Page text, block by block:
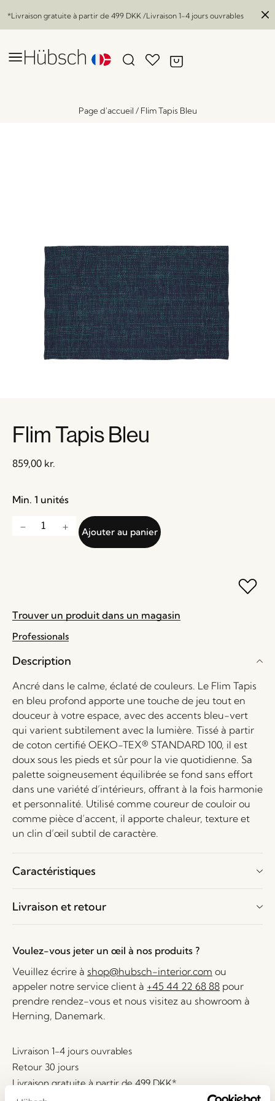
*Livraison gratuite à partir de 499 DKK /Livraison 1-4 jours ouvrables
Page d'accueil / Flim Tapis Bleu
Flim Tapis Bleu
859,00 kr.
Min. 1 unités
Ajouter au panier
Trouver un produit dans un magasin
Professionals
Description
Ancré dans le calme, éclaté de couleurs. Le Flim Tapis
en bleu profond apporte une touche de jeu tout en
douceur à votre espace, avec des accents bleu-vert
qui varient subtilement avec la lumière. Tissé à partir
de coton certifié OEKO-TEX® STANDARD 100, il est
doux sous les pieds et sûr pour la vie quotidienne. Sa
palette soigneusement équilibrée se fond sans effort
dans une variété d’intérieurs, offrant à la fois harmonie
et personnalité. Utilisé comme coureur de couloir ou
comme pièce d’accent, il apporte chaleur, texture et
un clin d’œil subtil de caractère.
Caractéristiques
Livraison et retour
Voulez-vous jeter un œil à nos produits ?
Veuillez écrire à shop@hubsch-interior.com ou
appeler notre service client à +45 44 22 68 88 pour
prendre rendez-vous et nous visitez au showroom à
Herning, Danemark.
Livraison 1-4 jours ouvrables
Retour 30 jours
Livraison gratuite à partir de499 DKK*